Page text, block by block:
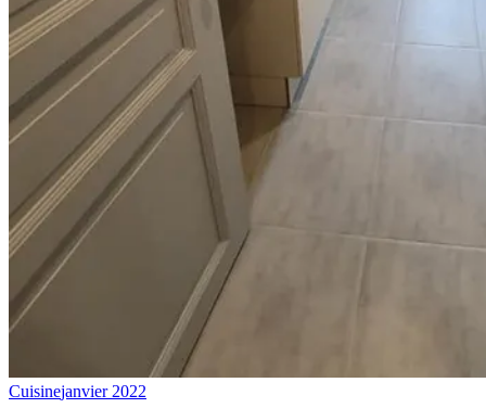
Cuisinejanvier 2022